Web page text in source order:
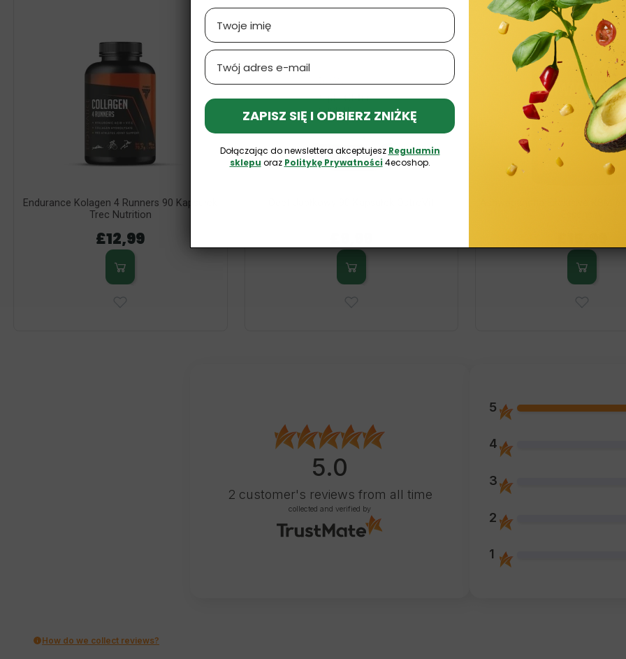
Endurance Kolagen 4 Runners 90 Kapsułek
Trec Nutrition
£12,99
5.0
2 customer's reviews from all time
collected and verified by
5
4
3
2
1
How do we collect reviews?
Name
Email
ZAPISZ SIĘ I ODBIERZ ZNIŻKĘ
Dołączając do newslettera akceptujesz Regulamin
sklepu oraz Politykę Prywatności 4ecoshop.